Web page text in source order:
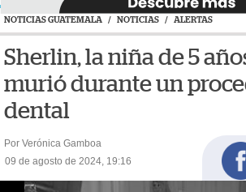
NOTICIAS GUATEMALA / NOTICIAS / ALERTAS
Sherlin, la niña de 5
murió durante un
dental
Por Verónica Gamboa
09 de agosto de 2024, 19:16